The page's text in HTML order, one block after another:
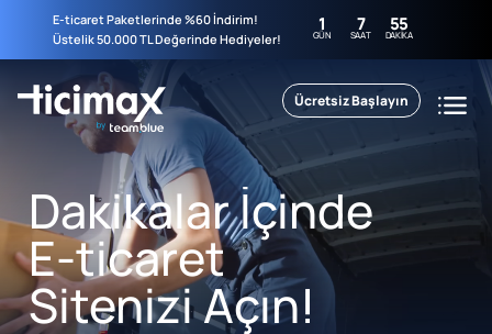
E-ticaret Paketlerinde %60 İndirim!
Üstelik 50.000 TL Değerinde Hediyeler!
1
GÜN 7
SAAT 55
DAKIKA
Ücretsiz Başlayın
Dakikalar İçinde
E-ticaret
Sitenizi Açın!